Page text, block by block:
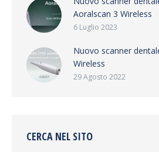
Aoralscan 3 Wireless
6 Luglio 2023
Nuovo scanner
Wireless
29 Agosto 2022
CERCA NEL SITO